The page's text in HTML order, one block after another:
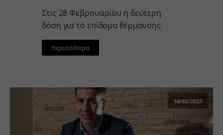
Στις 28 Φεβρουαρίου η δεύτερη
δόση για το επίδομα θέρμανσης
περισσότερα
16/02/2023